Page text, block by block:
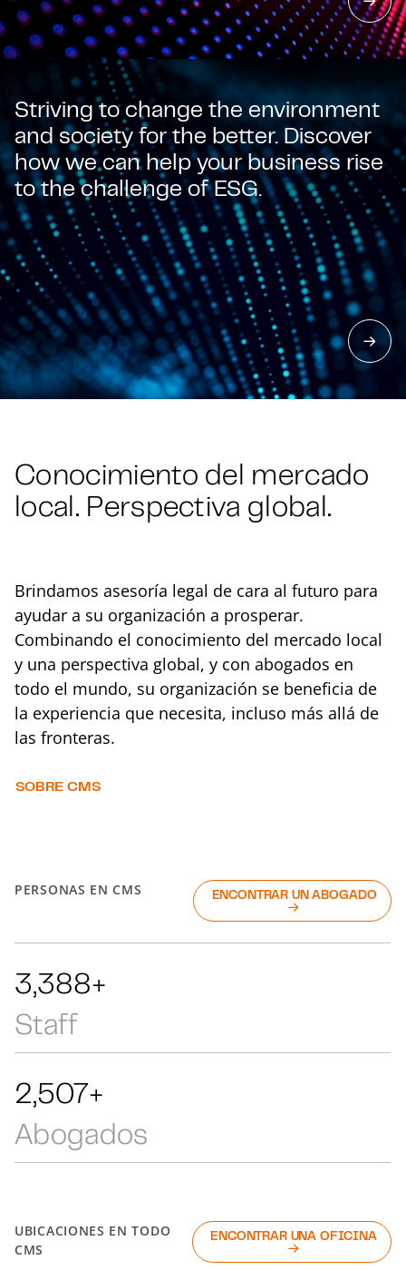
Striving to change the environment
and society for the better. Discover
how we can help your business rise
to the challenge of ESG.
Conocimiento del mercado
local. Perspectiva global.
Brindamos asesoría legal de cara al futuro para
ayudar a su organización a prosperar.
Combinando el conocimiento del mercado local
y una perspectiva global, y con abogados en
todo el mundo, su organización se beneficia de
la experiencia que necesita, incluso más allá de
las fronteras.
SOBRE CMS
PERSONAS EN CMS ENCONTRAR UN ABOGADO
7,166+
Staff
5,303+
Abogados
UBICACIONES EN TODO
CMS
ENCONTRAR UNA OFICINA